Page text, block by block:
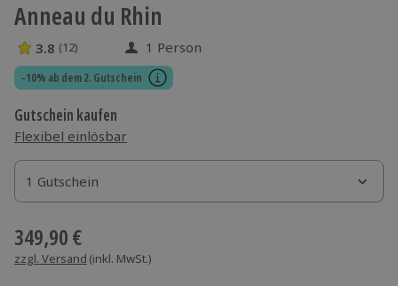
Anneau du Rhin
3.8 Sterne von 5 aus 12 Bewertungen
3.8 (12) 1 Person
-10% ab dem 2. Gutschein
Gutschein kaufen
Flexibel einlösbar
1 Gutschein
1 Gutschein
1 Gutschein
349,90 €
zzgl. Versand (inkl. MwSt.)